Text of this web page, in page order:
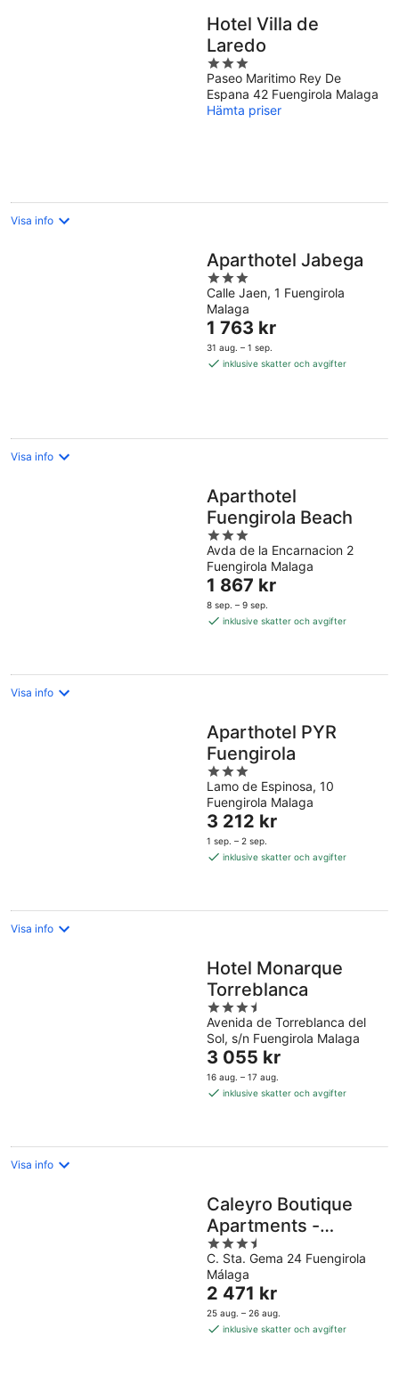
Hotel Villa de
Laredo
3
out
of
5
Paseo Maritimo Rey De
Espana 42 Fuengirola Malaga
Hämta priser
Visa info
Aparthotel Jabega
3
out
of
5
Calle Jaen, 1 Fuengirola
Malaga
Priset
är
1 763 kr
1 763 kr
31 aug. – 1 sep.
inklusive skatter och avgifter
Visa info
Aparthotel
Fuengirola Beach
3
out
of
5
Avda de la Encarnacion 2
Fuengirola Malaga
Priset
är
1 867 kr
1 867 kr
8 sep. – 9 sep.
inklusive skatter och avgifter
Visa info
Aparthotel PYR
Fuengirola
3
out
of
5
Lamo de Espinosa, 10
Fuengirola Malaga
Priset
är
3 212 kr
3 212 kr
1 sep. – 2 sep.
inklusive skatter och avgifter
Visa info
Hotel Monarque
Torreblanca
3.5
out
of
5
Avenida de Torreblanca del
Sol, s/n Fuengirola Malaga
Priset
är
3 055 kr
3 055 kr
16 aug. – 17 aug.
inklusive skatter och avgifter
Visa info
Caleyro Boutique
Apartments -
Parking incluido
3.5
out
of
5
C. Sta. Gema 24 Fuengirola
Málaga
Priset
är
2 471 kr
2 471 kr
25 aug. – 26 aug.
inklusive skatter och avgifter